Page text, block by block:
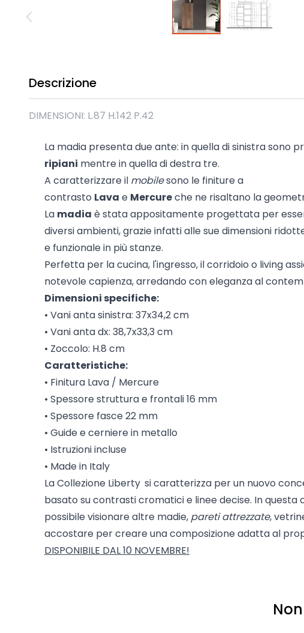
Madie industrial New York
Mobili sala moderna Piccione
Descrizione
DIMENSIONI: L.87 H.142 P.42
La madia presenta due ante: in quella di sinistra sono
ripiani mentre in quella di destra tre.
A caratterizzare il mobilesono le finiture a
contrasto Lava e Mercureche ne risaltano la
La madia è stata appositamente progettata per
diversi ambienti, grazie infatti alle sue dimensioni
e funzionale in più stanze.
Perfetta per la cucina, l'ingresso, il corridoio o living
notevole capienza, arredando con eleganza al
Dimensioni specifiche:
• Vani anta sinistra: 37x34,2 cm
• Vani anta dx: 38,7x33,3 cm
• Zoccolo: H.8 cm
Caratteristiche:
• Finitura Lava / Mercure
• Spessore struttura e frontali 16 mm
• Spessore fasce 22 mm
• Guide e cerniere in metallo
• Istruzioni incluse
• Made in Italy
LaCollezione Liberty si caratterizza per un nuovo
basato su contrasti cromatici e linee decise. In questa
possibile visionare altre madie, pareti attrezzate,
accostare per creare una composizione adatta al
DISPONIBILE DAL 10 NOVEMBRE!